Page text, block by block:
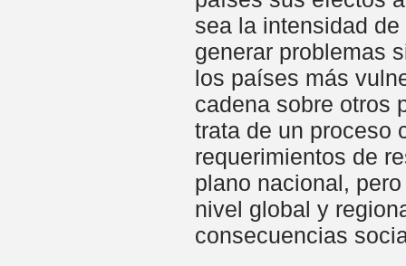
sea la intensidad
generar problemas
los países más
cadena sobre otros
trata de un proceso
requerimientos de
plano nacional,
nivel global y
consecuencias